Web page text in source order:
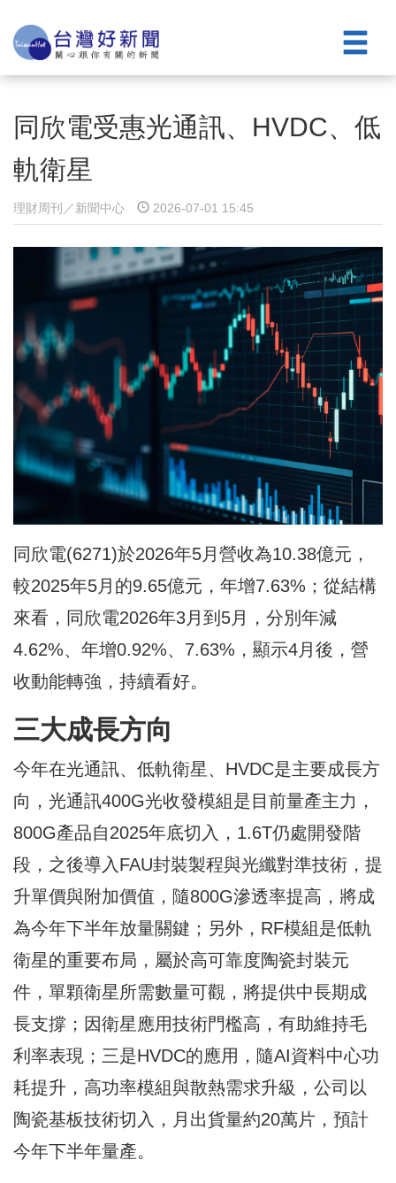
同欣電受惠光通訊、HVDC、低
軌衛星
理財周刊／新聞中心 2026-07-01 15:45
同欣電(6271)於2026年5月營收為10.38億元，
較2025年5月的9.65億元，年增7.63%；從結構
來看，同欣電2026年3月到5月，分別年減
4.62%、年增0.92%、7.63%，顯示4月後，營
收動能轉強，持續看好。
三大成長方向
今年在光通訊、低軌衛星、HVDC是主要成長方
向，光通訊400G光收發模組是目前量產主力，
800G產品自2025年底切入，1.6T仍處開發階
段，之後導入FAU封裝製程與光纖對準技術，提
升單價與附加價值，隨800G滲透率提高，將成
為今年下半年放量關鍵；另外，RF模組是低軌
衛星的重要布局，屬於高可靠度陶瓷封裝元
件，單顆衛星所需數量可觀，將提供中長期成
長支撐；因衛星應用技術門檻高，有助維持毛
利率表現；三是HVDC的應用，隨AI資料中心功
耗提升，高功率模組與散熱需求升級，公司以
陶瓷基板技術切入，月出貨量約20萬片，預計
今年下半年量產。